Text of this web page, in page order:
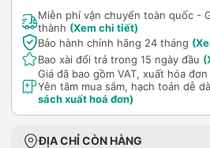
Miễn phí vận chuyển toàn quốc -
thành (Xem chi tiết)
Bảo hành chính hãng 24 tháng
Bao xài đổi trả trong 15 ngày đầu
Giá đã bao gồm VAT, xuất hóa
Yên tâm mua sắm, hạch toán dễ
sách xuất hoá đơn)
ĐỊA CHỈ CÒN HÀNG